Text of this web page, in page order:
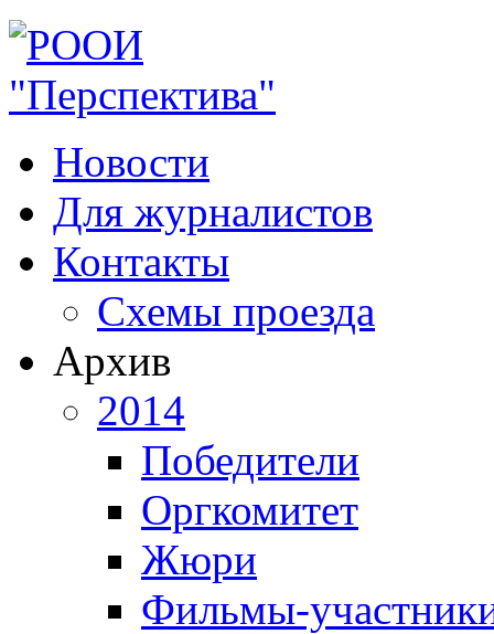
Новости
Для журналистов
Контакты
Схемы проезда
Архив
2014
Победители
Оргкомитет
Жюри
Фильмы-